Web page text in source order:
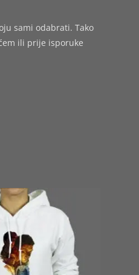
sami odabrati. Tako
ili prije isporuke